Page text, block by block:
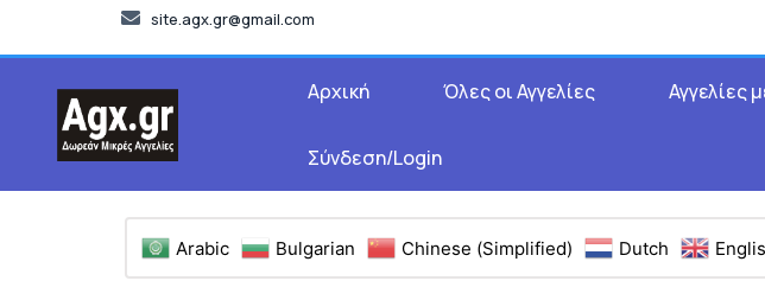
site.agx.gr@gmail.com
Αρχική Όλες οι Αγγελίες Αγγελίες
Σύνδεση/Login
Arabic Bulgarian Chinese (Simplified) Dutch